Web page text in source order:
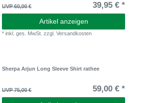
UVP 60,00 € 39,95 € *
Artikel anzeigen
*inkl. ges. MwSt. zzgl.Versandkosten
Sherpa Arjun Long Sleeve Shirt rathee
UVP 75,00 € 59,00 € *